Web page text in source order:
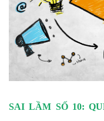
SAI LẦM SỐ 10: